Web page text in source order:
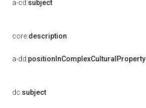
a-cd:subject
core:description
a-dd:positionInComplexCulturalProperty
dc:subject